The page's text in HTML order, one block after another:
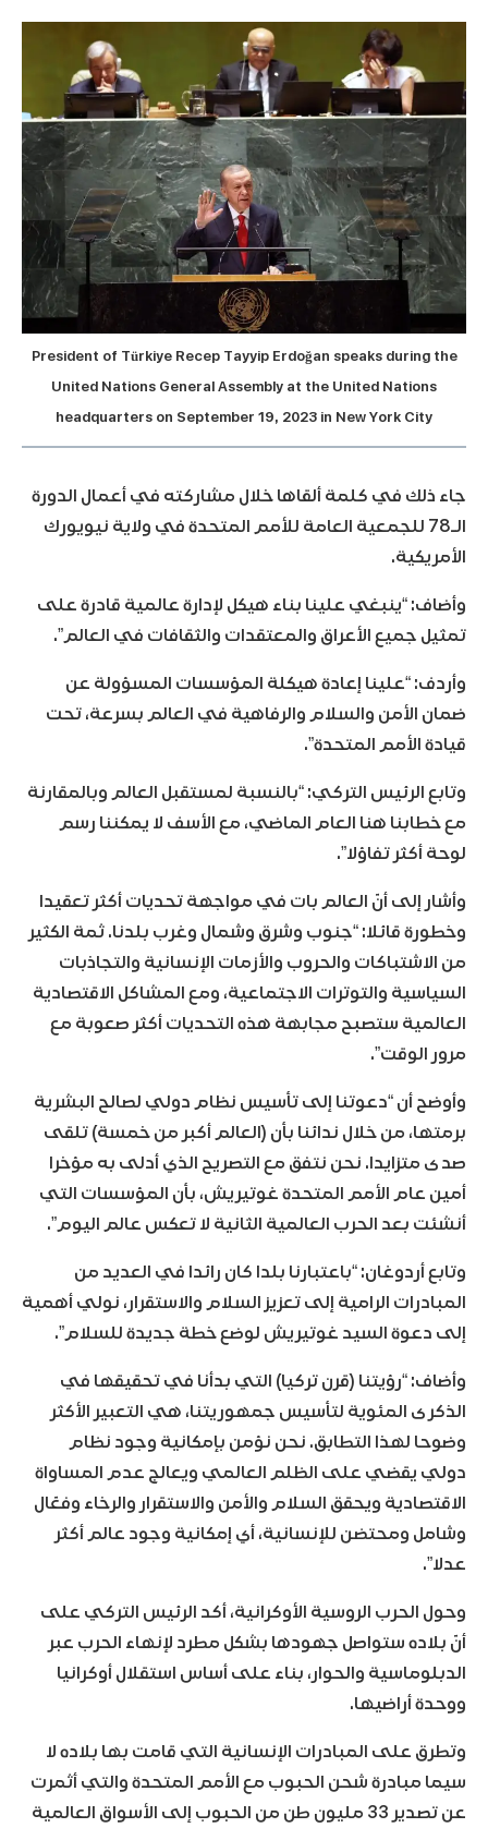
President of Türkiye Recep Tayyip Erdoğan speaks during the
United Nations General Assembly at the United Nations
headquarters on September 19, 2023 in New York City
جاء ذلك في كلمة ألقاها خلال مشاركته في أعمال الدورة
الـ78 للجمعية العامة للأمم المتحدة في ولاية نيويورك
الأمريكية.
وأضاف: “ينبغي علينا بناء هيكل لإدارة عالمية قادرة على
تمثيل جميع الأعراق والمعتقدات والثقافات في العالم”.
وأردف: “علينا إعادة هيكلة المؤسسات المسؤولة عن
ضمان الأمن والسلام والرفاهية في العالم بسرعة، تحت
قيادة الأمم المتحدة”.
وتابع الرئيس التركي: “بالنسبة لمستقبل العالم وبالمقارنة
مع خطابنا هنا العام الماضي، مع الأسف لا يمكننا رسم
لوحة أكثر تفاؤلا”.
وأشار إلى أنّ العالم بات في مواجهة تحديات أكثر تعقيدا
وخطورة قائلا: “جنوب وشرق وشمال وغرب بلدنا. ثمة الكثير
من الاشتباكات والحروب والأزمات الإنسانية والتجاذبات
السياسية والتوترات الاجتماعية، ومع المشاكل الاقتصادية
العالمية ستصبح مجابهة هذه التحديات أكثر صعوبة مع
مرور الوقت”.
وأوضح أن “دعوتنا إلى تأسيس نظام دولي لصالح البشرية
برمتها، من خلال ندائنا بأن (العالم أكبر من خمسة) تلقى
صدى متزايدا. نحن نتفق مع التصريح الذي أدلى به مؤخرا
أمين عام الأمم المتحدة غوتيريش، بأن المؤسسات التي
أنشئت بعد الحرب العالمية الثانية لا تعكس عالم اليوم”.
وتابع أردوغان: “باعتبارنا بلدا كان رائدا في العديد من
المبادرات الرامية إلى تعزيز السلام والاستقرار، نولي أهمية
إلى دعوة السيد غوتيريش لوضع خطة جديدة للسلام”.
وأضاف: “رؤيتنا (قرن تركيا) التي بدأنا في تحقيقها في
الذكرى المئوية لتأسيس جمهوريتنا، هي التعبير الأكثر
وضوحا لهذا التطابق. نحن نؤمن بإمكانية وجود نظام
دولي يقضي على الظلم العالمي ويعالج عدم المساواة
الاقتصادية ويحقق السلام والأمن والاستقرار والرخاء وفعّال
وشامل ومحتضن للإنسانية، أي إمكانية وجود عالم أكثر
عدلا”.
وحول الحرب الروسية الأوكرانية، أكد الرئيس التركي على
أنّ بلاده ستواصل جهودها بشكل مطرد لإنهاء الحرب عبر
الدبلوماسية والحوار، بناء على أساس استقلال أوكرانيا
ووحدة أراضيها.
وتطرق على المبادرات الإنسانية التي قامت بها بلاده لا
سيما مبادرة شحن الحبوب مع الأمم المتحدة والتي أثمرت
عن تصدير 33 مليون طن من الحبوب إلى الأسواق العالمية